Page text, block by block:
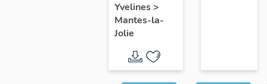
Yvelines>
Mantes-la-
Jolie